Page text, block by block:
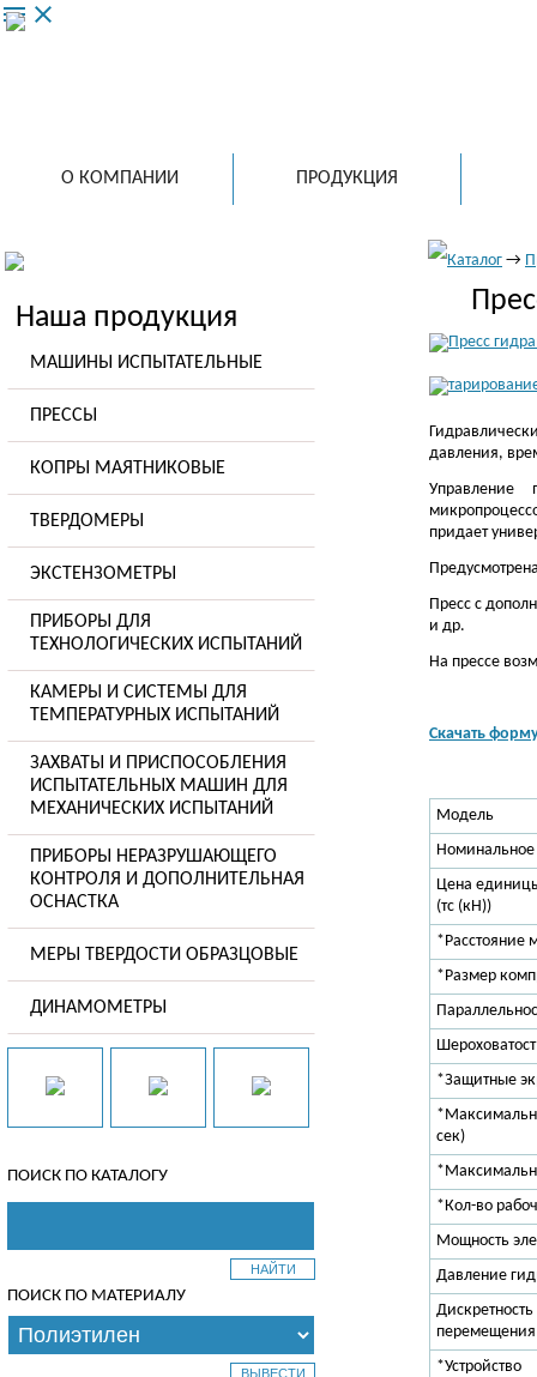
menu close
О КОМПАНИИ ПРОДУКЦИЯ
Наша продукция
МАШИНЫ ИСПЫТАТЕЛЬНЫЕ
ПРЕССЫ
КОПРЫ МАЯТНИКОВЫЕ
ТВЕРДОМЕРЫ
ЭКСТЕНЗОМЕТРЫ
ПРИБОРЫ ДЛЯ
ТЕХНОЛОГИЧЕСКИХ ИСПЫТАНИЙ
КАМЕРЫ И СИСТЕМЫ ДЛЯ
ТЕМПЕРАТУРНЫХ ИСПЫТАНИЙ
ЗАХВАТЫ И ПРИСПОСОБЛЕНИЯ
ИСПЫТАТЕЛЬНЫХ МАШИН ДЛЯ
МЕХАНИЧЕСКИХ ИСПЫТАНИЙ
ПРИБОРЫ НЕРАЗРУШАЮЩЕГО
КОНТРОЛЯ И ДОПОЛНИТЕЛЬНАЯ
ОСНАСТКА
МЕРЫ ТВЕРДОСТИ ОБРАЗЦОВЫЕ
ДИНАМОМЕТРЫ
ПОИСК ПО КАТАЛОГУ
ПОИСК ПО МАТЕРИАЛУ
Каталог →
давления,
Управление
придает
Пресс с
и др.
На прессе
Скачать
Модель
Номинальное
Цена
(тс (кН))
*Расстояние
*Размер
*Защитные
сек)
*Кол-во
Мощность
Давление
*Устройство